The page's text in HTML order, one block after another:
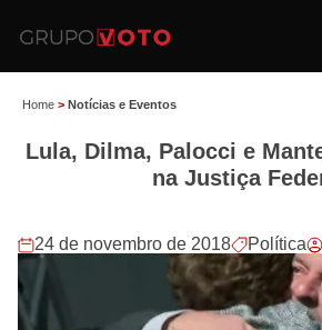
Home > Notícias e Eventos
Lula, Dilma, Palocci e
na Justiça
24 de novembro de 2018 Política